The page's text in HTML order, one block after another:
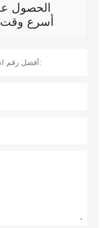
الحصول
أسرع وقت